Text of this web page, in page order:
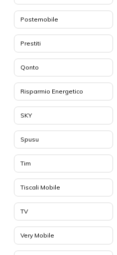
Postemobile
Prestiti
Qonto
Risparmio Energetico
SKY
Spusu
Tim
Tiscali Mobile
TV
Very Mobile